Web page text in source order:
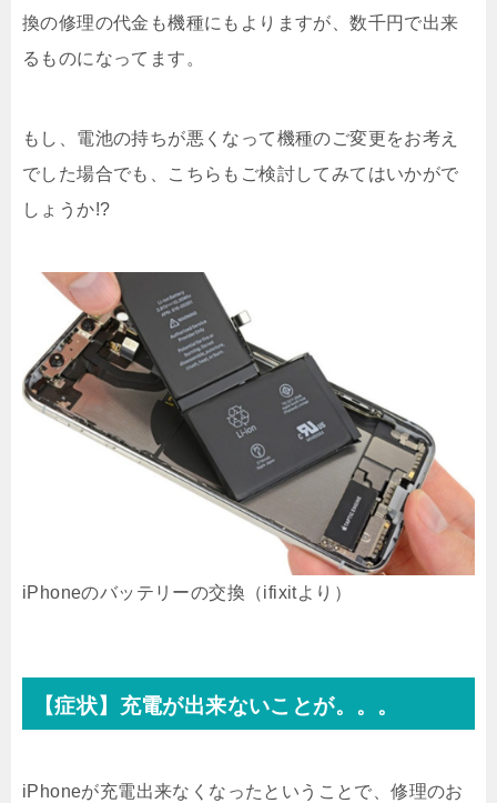
換の修理の代金も機種にもよりますが、数千円で出来
るものになってます。
もし、電池の持ちが悪くなって機種のご変更をお考え
でした場合でも、こちらもご検討してみてはいかがで
しょうか!?
iPhoneのバッテリーの交換（ifixitより）
【症状】充電が出来ないことが。。。
iPhoneが充電出来なくなったということで、修理のお